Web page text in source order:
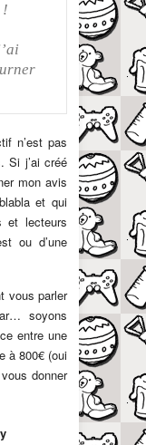
!
n’est pas
Si j’ai créé
mon avis
et qui
et lecteurs
ou d’une
vous parler
soyons
entre une
à 800€ (oui
donner